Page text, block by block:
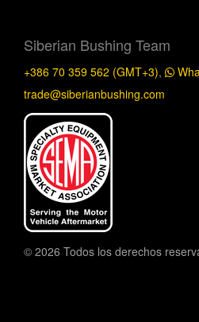
Siberian Bushing Team
+386 70 359 562 (GMT+3),
trade@siberianbushing.com
© 2026 Todos los derechos